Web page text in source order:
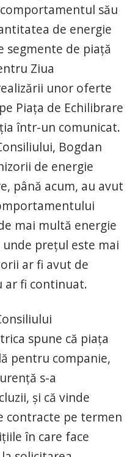
său
de energie
segmente de piaţă
Ziua
unor oferte
Piaţa de Echilibrare
într-un comunicat.
Bogdan
de energie
până acum, au avut
mai multă energie
preţul este mai
ar fi avut de
ar fi continuat.
spune că piaţa
pentru companie,
s-a
şi că vinde
contracte pe termen
în care face